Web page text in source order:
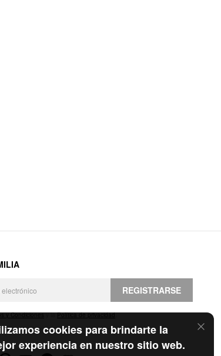
cookies para brindarte la
experiencia en nuestro sitio web.
REGISTRARSE
y Condicionesy laPolítica de privacidad.